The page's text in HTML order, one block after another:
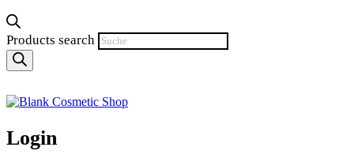
Products search
Login